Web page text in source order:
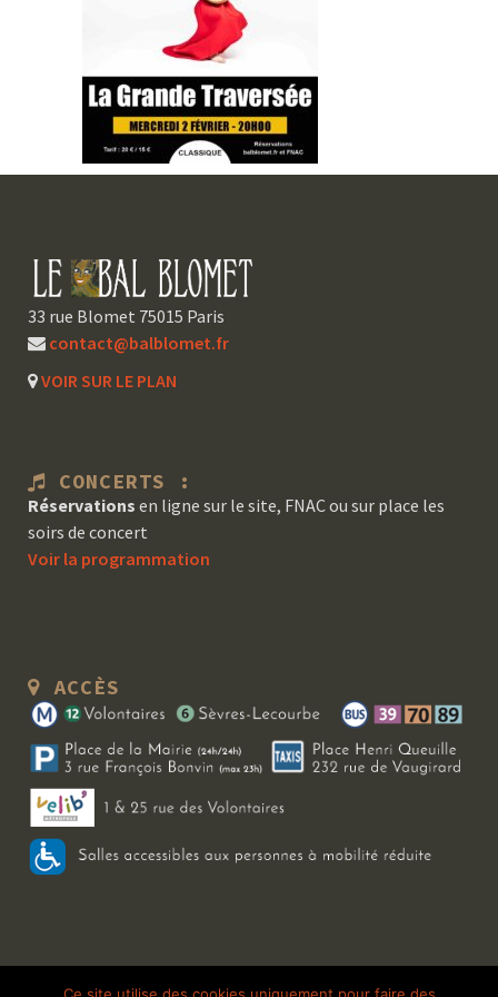
33 rue Blomet 75015 Paris
contact@balblomet.fr
VOIR SUR LE PLAN
CONCERTS :
Réservations en ligne sur le site, FNAC ou sur place les
soirs de concert
Voir la programmation
ACCÈS
Copyright 2026 Le Bal Blomet | Tous droits réservés | Mentions légales